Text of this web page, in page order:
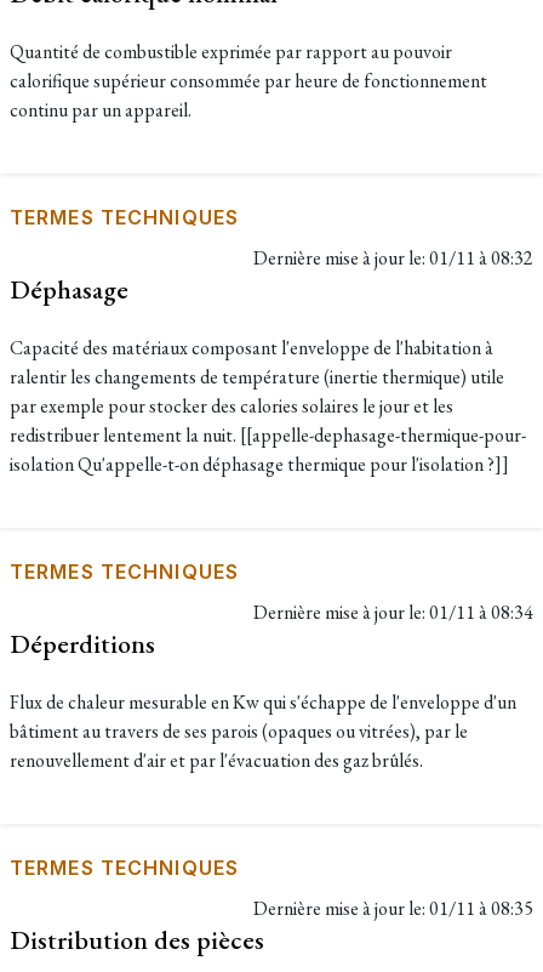
Quantité de combustible exprimée par rapport au pouvoir
calorifique supérieur consommée par heure de fonctionnement
continu par un appareil.
TERMES TECHNIQUES
Dernière mise à jour le:01/11 à 08:32
Déphasage
Capacité des matériaux composant l'enveloppe de l'habitation à
ralentir les changements de température (inertie thermique) utile
par exemple pour stocker des calories solaires le jour et les
redistribuer lentement la nuit. [[appelle-dephasage-thermique-pour-
isolation Qu'appelle-t-on déphasage thermique pour l'isolation ?]]
TERMES TECHNIQUES
Dernière mise à jour le:01/11 à 08:34
Déperditions
Flux de chaleur mesurable en Kw qui s'échappe de l'enveloppe d'un
bâtiment au travers de ses parois (opaques ou vitrées), par le
renouvellement d'air et par l'évacuation des gaz brûlés.
TERMES TECHNIQUES
Dernière mise à jour le:01/11 à 08:35
Distribution des pièces